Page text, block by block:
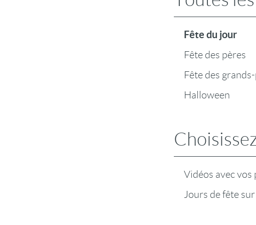
Fête du jour
Fête des pères
Fête des
Halloween
Vidéos avec vos
Jours de fête